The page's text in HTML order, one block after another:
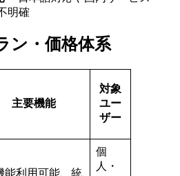
明確
ン・価格体系
主要機能
対象
ユー
ザー
能利用可能、統
個
人・